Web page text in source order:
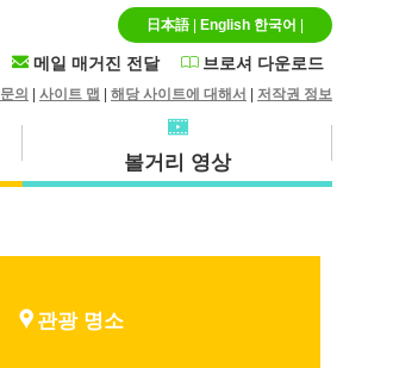
日本語| English 한국어
메일 매거진 전달 브로셔 다운로드
문의 사이트 맵 해당 사이트에 대해서 저작권 정보
특산품 · 기념품
호쿠에이초
볼거리 영상
관광 명소